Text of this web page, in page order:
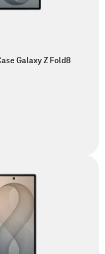
Galaxy Z Fold8